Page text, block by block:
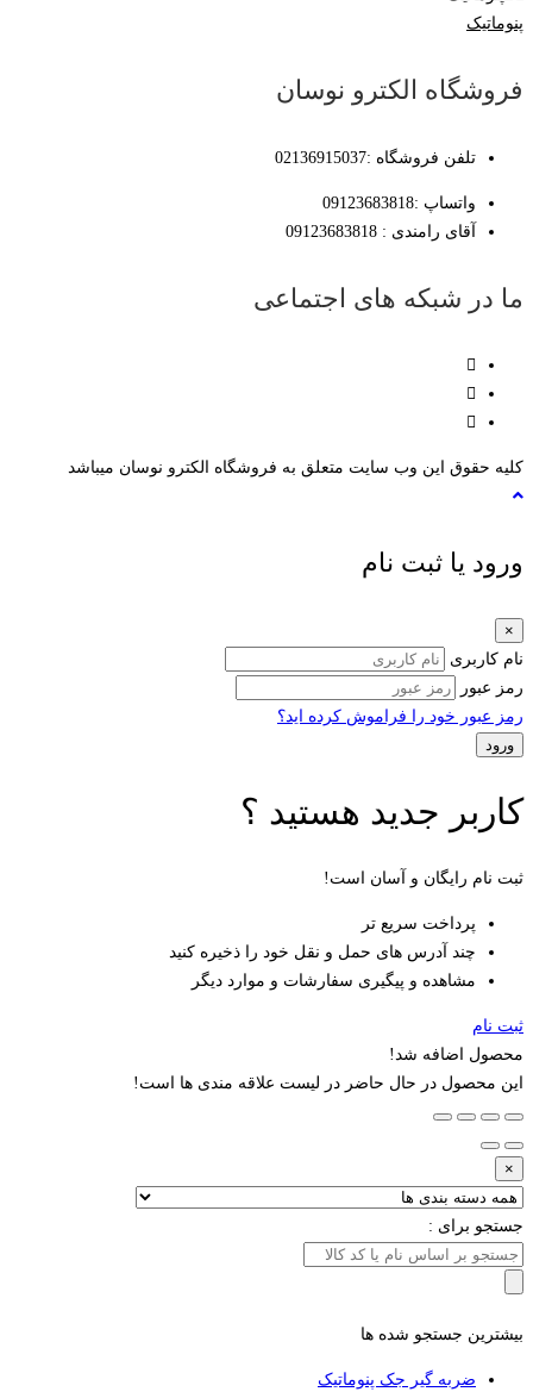
پنوماتیک
فروشگاه الکترو نوسان
تلفن فروشگاه :02136915037
واتساپ :09123683818
آقای رامندی : 09123683818
ما در شبکه های اجتماعی
کلیه حقوق این وب سایت متعلق به فروشگاه الکترو نوسان میباشد
ورود یا ثبت نام
×
نام کاربری
رمز عبور
رمز عبور خود را فراموش کرده اید؟
کاربر جدید هستید ؟
ثبت نام رایگان و آسان است!
پرداخت سریع تر
چند آدرس های حمل و نقل خود را ذخیره کنید
مشاهده و پیگیری سفارشات و موارد دیگر
ثبت نام
محصول اضافه شد!
این محصول در حال حاضر در لیست علاقه مندی ها است!
×
جستجو برای :
بیشترین جستجو شده ها
ضربه گیر جک پنوماتیک